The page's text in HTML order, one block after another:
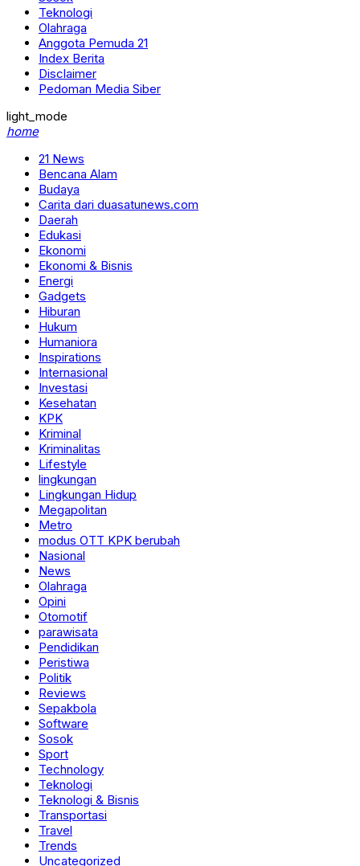
Teknologi
Olahraga
Anggota Pemuda 21
Index Berita
Disclaimer
Pedoman Media Siber
light_mode
home
21 News
Bencana Alam
Budaya
Carita dari duasatunews.com
Daerah
Edukasi
Ekonomi
Ekonomi & Bisnis
Energi
Gadgets
Hiburan
Hukum
Humaniora
Inspirations
Internasional
Investasi
Kesehatan
KPK
Kriminal
Kriminalitas
Lifestyle
lingkungan
Lingkungan Hidup
Megapolitan
Metro
modus OTT KPK berubah
Nasional
News
Olahraga
Opini
Otomotif
parawisata
Pendidikan
Peristiwa
Politik
Reviews
Sepakbola
Software
Sosok
Sport
Technology
Teknologi
Teknologi & Bisnis
Transportasi
Travel
Trends
Uncategorized